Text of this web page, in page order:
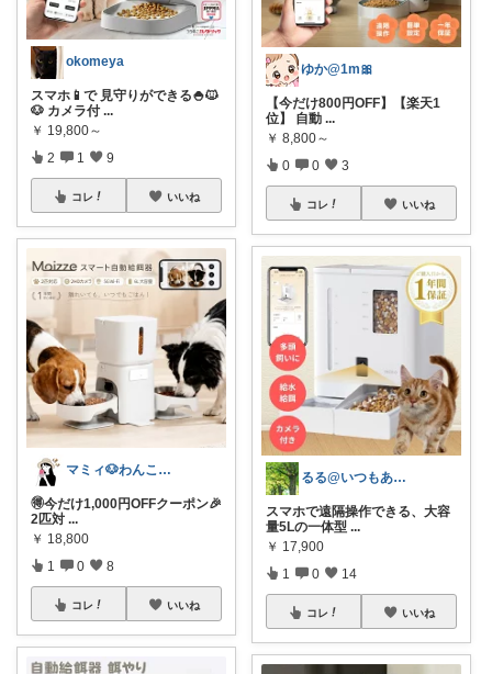
okomeya
スマホ📱で 見守りができる🍚🐱
🐶 カメラ付 ...
￥ 19,800～
2 1 9
コレ いいね
マミィ🐶わんこと暮らす｜お得情報係
🉐今だけ1,000円OFFクーポン🎉
2匹対 ...
￥ 18,800
1 0 8
コレ いいね
ゆか@1m🎀
【今だけ800円OFF】【楽天1
位】 自動 ...
￥ 8,800～
0 0 3
コレ いいね
るる@いつもありがとうございます
スマホで遠隔操作できる、大容
量5Lの一体型 ...
￥ 17,900
1 0 14
コレ いいね